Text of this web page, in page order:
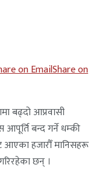
on EmailShare on
बढ्दो आप्रवासी
आपूर्ति बन्द गर्ने धम्की
आएका हजारौँ मानिसहरू
छन् ।